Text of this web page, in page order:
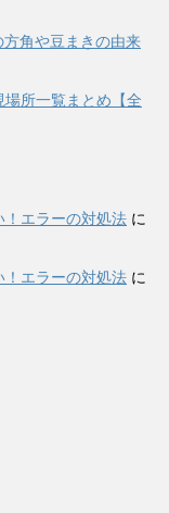
角や豆まきの由来
場所一覧まとめ【全
！エラーの対処法 に
！エラーの対処法 に